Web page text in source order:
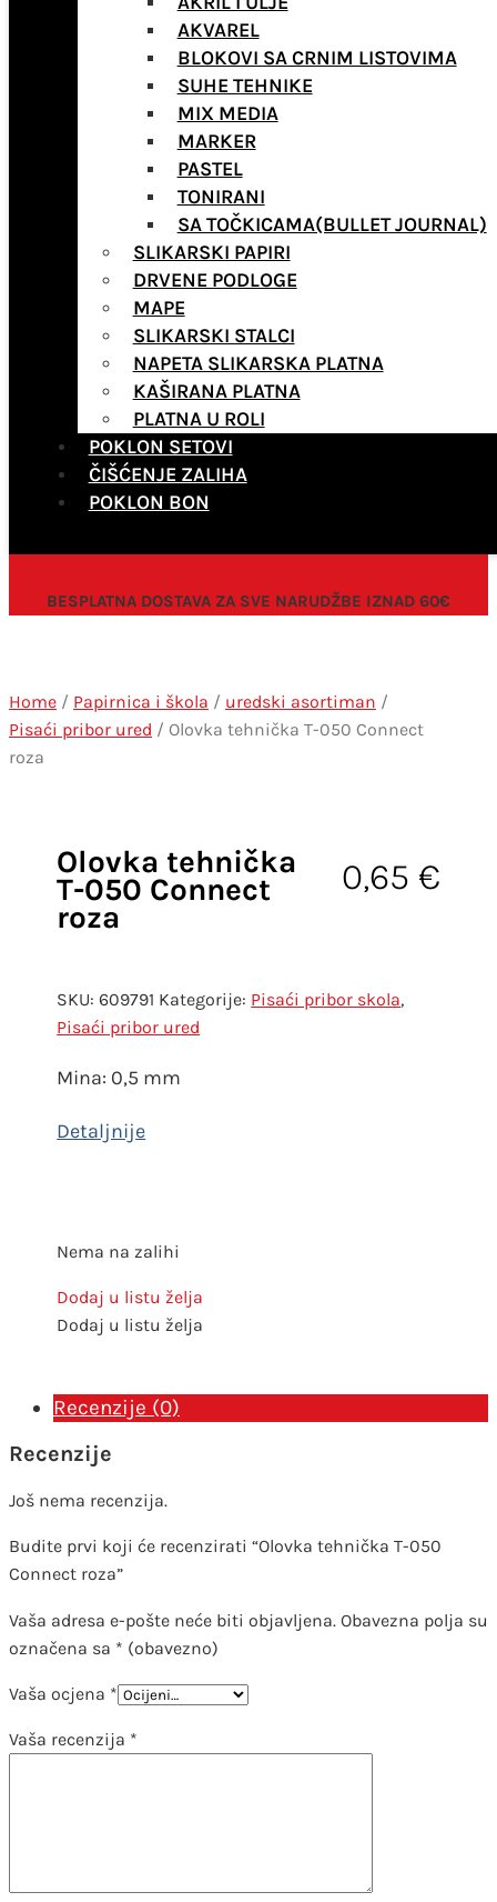
AKVAREL
BLOKOVI SA CRNIM LISTOVIMA
SUHE TEHNIKE
MIX MEDIA
MARKER
PASTEL
TONIRANI
SA TOČKICAMA(BULLET JOURNAL)
SLIKARSKI PAPIRI
DRVENE PODLOGE
MAPE
SLIKARSKI STALCI
NAPETA SLIKARSKA PLATNA
KAŠIRANA PLATNA
PLATNA U ROLI
POKLON SETOVI
ČIŠĆENJE ZALIHA
POKLON BON
BESPLATNA DOSTAVA ZA SVE NARUDŽBE IZNAD 60€
Home / Papirnica i škola / uredski asortiman /
Pisaći pribor ured / Olovka tehnička T-050 Connect
roza
Olovka tehnička
T-050 Connect
roza
0,65 €
SKU:609791 Kategorije: Pisaći pribor skola,
Pisaći pribor ured
Mina: 0,5 mm
Nema na zalihi
Dodaj u listu želja
Dodaj u listu želja
Recenzije (0)
Recenzije
Još nema recenzija.
Budite prvi koji će recenzirati “Olovka tehnička T-050
Connect roza”
Vaša adresa e-pošte neće biti objavljena. Obavezna polja su
označena sa * (obavezno)
Vaša ocjena *
Vaša recenzija *